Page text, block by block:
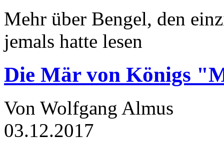
Mehr über Bengel, den
jemals hatte lesen
Die Mär von Königs
Von Wolfgang Almus
03.12.2017